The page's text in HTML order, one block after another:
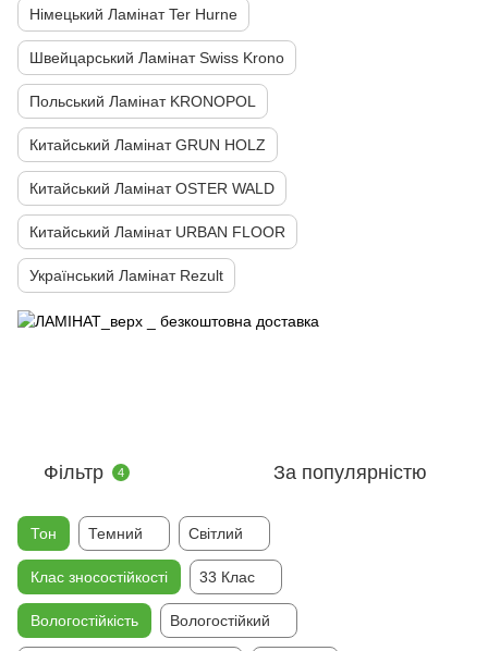
Німецький Ламінат Ter Hurne
Швейцарський Ламінат Swiss Krono
Польський Ламінат KRONOPOL
Китайський Ламінат GRUN HOLZ
Китайський Ламінат OSTER WALD
Китайський Ламінат URBAN FLOOR
Український Ламінат Rezult
Фільтр 4 За популярністю
Тон Темний Cвітлий
Клас зносостійкості 33 Клас
Вологостійкість Вологостійкий